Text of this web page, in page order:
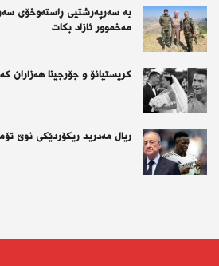
بە سەرپەرشتیی ڕاستەوخۆی
مه‌خموور ئازاد بكات
کریستیانۆ و جۆرجینا هەزاران
ریال مەدرید ریکۆردێکی نوێ